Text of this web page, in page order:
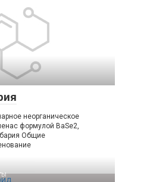
неорганическое
формулой BaSe2,
Общие